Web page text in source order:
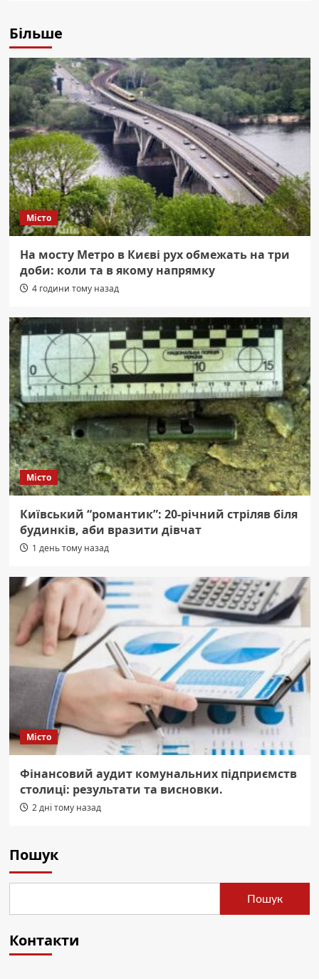
Більше
Місто
На мосту Метро в Києві рух обмежать на три
доби: коли та в якому напрямку
4 години тому назад
Місто
Київський “романтик”: 20-річний стріляв біля
будинків, аби вразити дівчат
1 день тому назад
Місто
Фінансовий аудит комунальних підприємств
столиці: результати та висновки.
2 дні тому назад
Пошук
Пошук
Контакти